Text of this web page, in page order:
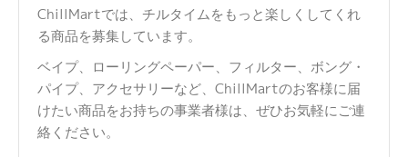
ChillMartでは、チルタイムをもっと楽しくしてくれ
る商品を募集しています。
ベイプ、ローリングペーパー、フィルター、ボング・
パイプ、アクセサリーなど、ChillMartのお客様に届
けたい商品をお持ちの事業者様は、ぜひお気軽にご連
絡ください。